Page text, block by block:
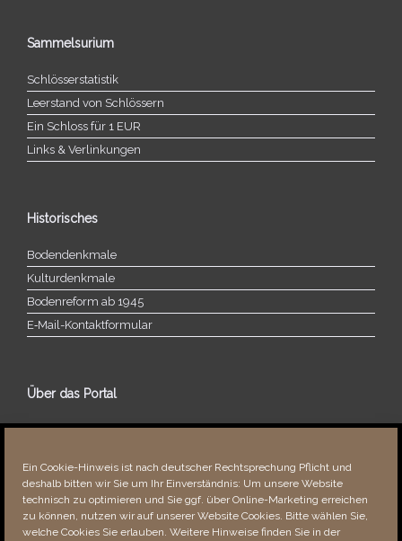
Ein Cookie-Hinweis ist nach deutscher Rechtsprechung Pflicht und
deshalb bitten wir Sie um Ihr Einverständnis: Um unsere Website
technisch zu optimieren und Sie ggf. über Online-Marketing erreichen
zu können, nutzen wir auf unserer Website Cookies. Bitte wählen Sie,
welche Cookies Sie erlauben. Weitere Hinweise finden Sie in der
Sammelsurium
Schlösserstatistik
Leerstand von Schlössern
Ein Schloss für 1 EUR
Links & Verlinkungen
Historisches
Bodendenkmale
Kulturdenkmale
Bodenreform ab 1945
E‑Mail-​​Kontaktformular
Über das Portal
Über dieses Portal
Fehler bemerkt?